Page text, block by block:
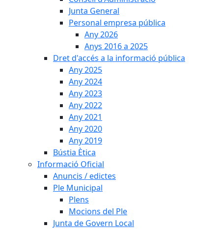
Junta General
Personal empresa pública
Any 2026
Anys 2016 a 2025
Dret d'accés a la informació pública
Any 2025
Any 2024
Any 2023
Any 2022
Any 2021
Any 2020
Any 2019
Bústia Ètica
Informació Oficial
Anuncis / edictes
Ple Municipal
Plens
Mocions del Ple
Junta de Govern Local